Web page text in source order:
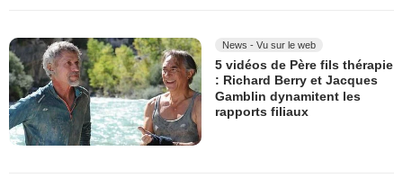
News - Vu sur le web
5 vidéos de Père fils thérapie
: Richard Berry et Jacques
Gamblin dynamitent les
rapports filiaux